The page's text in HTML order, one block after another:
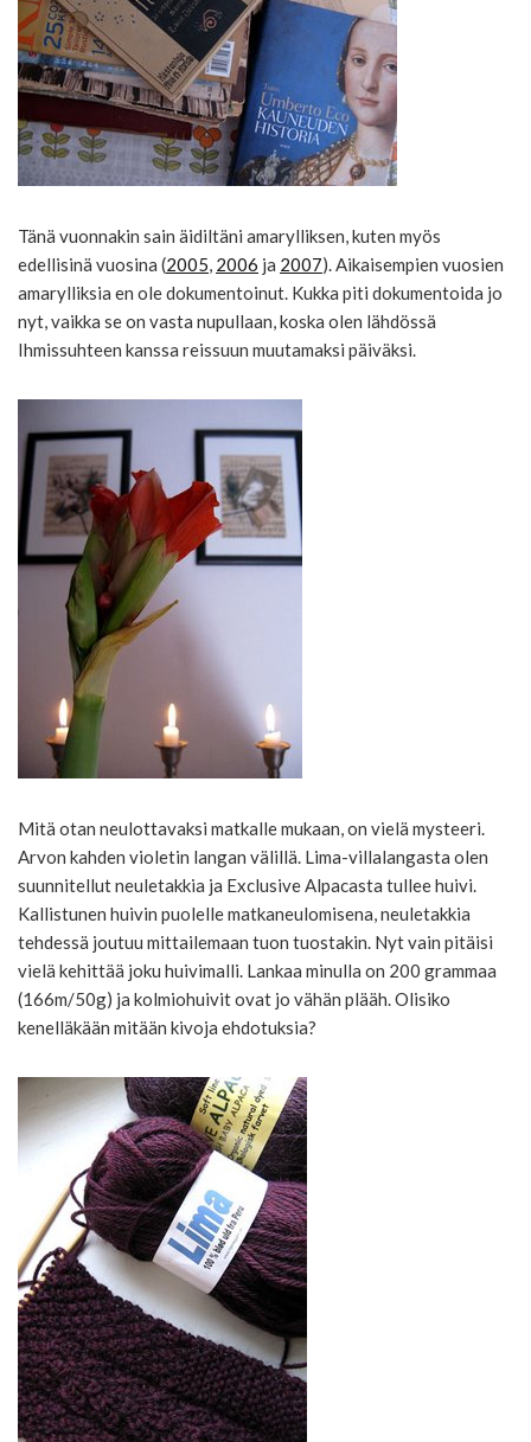
Tänä vuonnakin sain äidiltäni amarylliksen, kuten myös
edellisinä vuosina (2005, 2006 ja 2007). Aikaisempien vuosien
amarylliksia en ole dokumentoinut. Kukka piti dokumentoida jo
nyt, vaikka se on vasta nupullaan, koska olen lähdössä
Ihmissuhteen kanssa reissuun muutamaksi päiväksi.
Mitä otan neulottavaksi matkalle mukaan, on vielä mysteeri.
Arvon kahden violetin langan välillä. Lima-villalangasta olen
suunnitellut neuletakkia ja Exclusive Alpacasta tullee huivi.
Kallistunen huivin puolelle matkaneulomisena, neuletakkia
tehdessä joutuu mittailemaan tuon tuostakin. Nyt vain pitäisi
vielä kehittää joku huivimalli. Lankaa minulla on 200 grammaa
(166m/50g) ja kolmiohuivit ovat jo vähän plääh. Olisiko
kenelläkään mitään kivoja ehdotuksia?